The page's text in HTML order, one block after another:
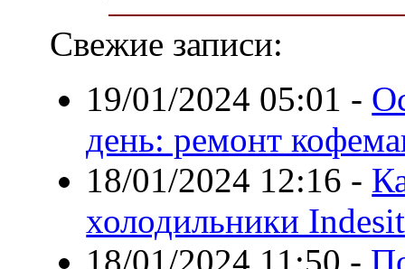
Свежие записи:
19/01/2024 05:01 -
день: ремонт
18/01/2024 12:16 -
холодильники Indesit
18/01/2024 11:50 -